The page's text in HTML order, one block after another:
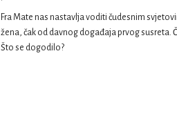
Fra Mate nas nastavlja voditi čudesnim
žena, čak od davnog događaja prvog susreta.
Što se dogodilo?